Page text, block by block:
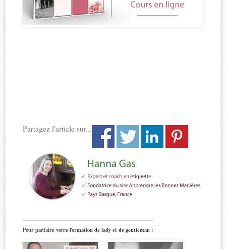
Partagez l'article sur...
Pour parfaire votre formation de lady et de gentleman :